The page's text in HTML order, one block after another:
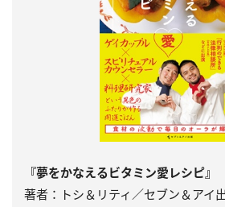
『夢をかなえるビタミン愛レシピ』
著者：トシ＆リティ／セブン＆アイ